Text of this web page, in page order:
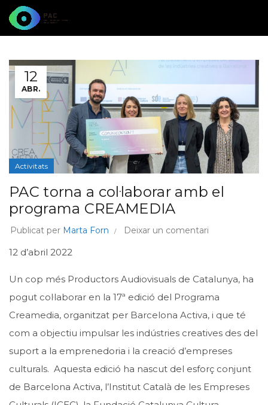
12
ABR.
Activitats
PAC torna a col·laborar amb el
programa CREAMEDIA
Publicat per Marta Forn Deixar un comentari
12 d’abril 2022
Un cop més Productors Audiovisuals de Catalunya, ha
pogut col·laborar en la 17ª edició del Programa
Creamedia, organitzat per Barcelona Activa, i que té
com a objectiu impulsar les indústries creatives des del
suport a la emprenedoria i la creació d’empreses
culturals. Aquesta edició ha nascut del esforç conjunt
de Barcelona Activa, l’Institut Català de les Empreses